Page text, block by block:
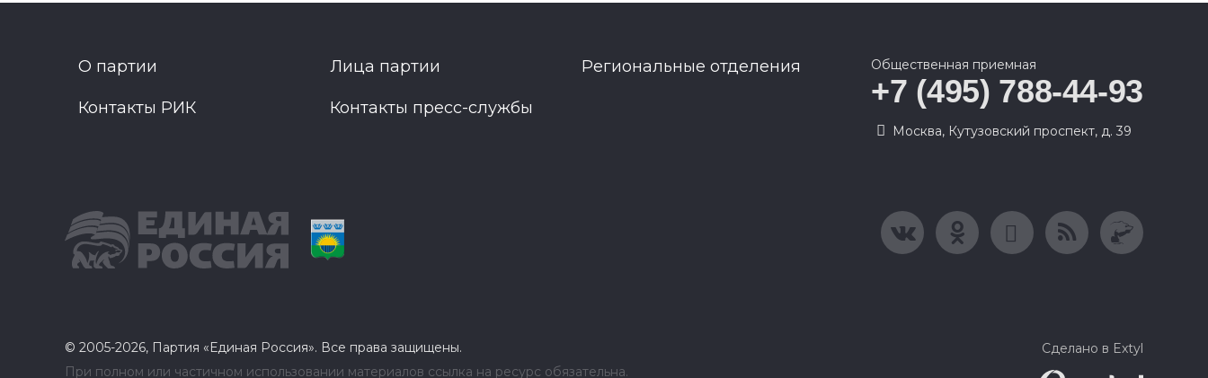
О партии Лица партии Региональные отделения
Контакты РИК Контакты пресс-службы
Общественная приемная
+7 (495) 788-44-93
Москва, Кутузовский проспект, д. 39
© 2005-2026, Партия «Единая Россия». Все права защищены.
При полном или частичном использовании материалов ссылка на ресурс обязательна.
Сделано в Extyl